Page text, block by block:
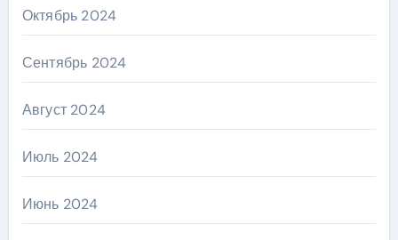
Октябрь 2024
Сентябрь 2024
Август 2024
Июль 2024
Июнь 2024